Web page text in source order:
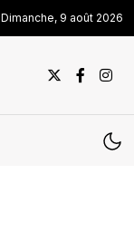
Dimanche, 9 août 2026